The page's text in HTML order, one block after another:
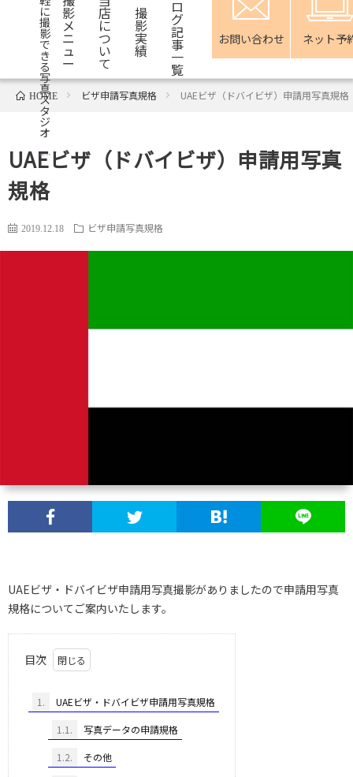
に
撮
影
で
き
る
写
真
ス
タ
ジ
オ
影
メ
ニ
ュ
ー
店
に
つ
い
て
撮
影
実
績
ロ
グ
記
事
一
覧
お問い合わせ ネット予
HOME ビザ申請写真規格 UAEビザ（ドバイビザ）申請用写真規格
UAEビザ（ドバイビザ）申請用写真
規格
2019.12.18 ビザ申請写真規格
UAEビザ・ドバイビザ申請用写真撮影がありましたので申請用写真
規格についてご案内いたします。
目次
1. UAEビザ・ドバイビザ申請用写真規格
1.1. 写真データの申請規格
1.2. その他